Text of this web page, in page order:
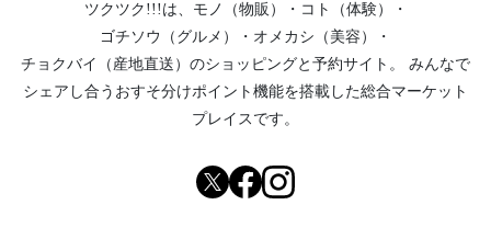
ツクツク!!!は、 モノ（物販） ・ コト（体験）
・
ゴチソウ（グルメ）
・ オメカシ（美容）
・
チョクバイ（産地直送） のショッピングと予約サイト。
みんなで
シェアし合う おすそ分けポイント機能を搭載した総合マーケット
プレイスです。